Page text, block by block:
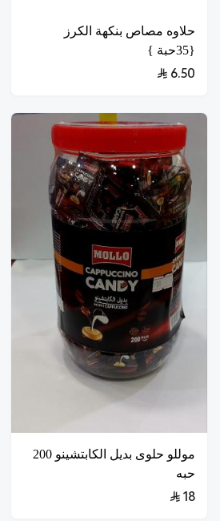
حلاوه مصاص بنكهة الكرز
{35حبة }
6.50
موللو حلوى بديل الكابتشينو 200
حبه
18